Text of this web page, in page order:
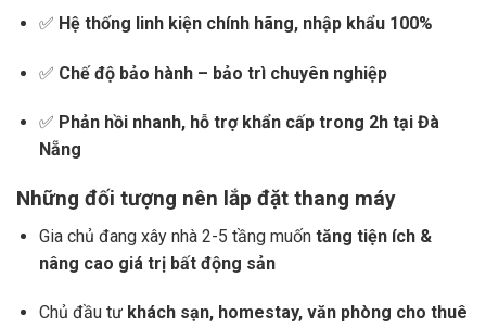
✅ Hệ thống linh kiện chính hãng, nhập khẩu 100%
✅ Chế độ bảo hành – bảo trì chuyên nghiệp
✅ Phản hồi nhanh, hỗ trợ khẩn cấp trong 2h tại Đà
Nẵng
Những đối tượng nên lắp đặt thang máy
Gia chủ đang xây nhà 2-5 tầng muốn tăng tiện ích &
nâng cao giá trị bất động sản
Chủ đầu tư khách sạn, homestay, văn phòng cho thuê